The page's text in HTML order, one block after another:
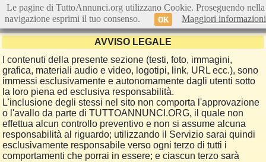
AVVISO LEGALE
I contenuti della presente sezione (testi, foto, immagini,
grafica, materiali audio e video, logotipi, link, URL ecc.), sono
immessi esclusivamente e autonomamente dagli utenti sotto
la loro piena ed esclusiva responsabilità.
L'inclusione degli stessi nel sito non comporta l'approvazione
o l'avallo da parte di TUTTOANNUNCI.ORG, il quale non
effettua alcun controllo preventivo e non si assume alcuna
responsabilità al riguardo; utilizzando il Servizio sarai quindi
esclusivamente responsabile verso ogni terzo di tutti i
comportamenti che porrai in essere; e ciascun terzo sarà
Le pagine di TuttoAnnunci.org utilizzano Cookie. Proseguendo nella
navigazione esprimi il tuo consenso.
OK Maggiori informazioni